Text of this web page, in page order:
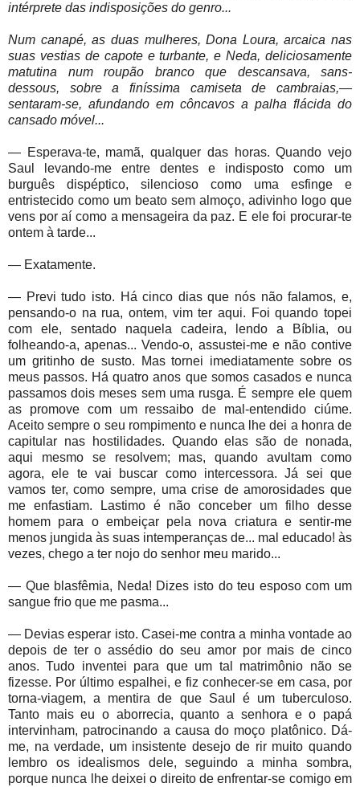
intérprete das indisposições do genro...
Num canapé, as duas mulheres, Dona Loura, arcaica nas
suas vestias de capote e turbante, e Neda, deliciosamente
matutina num roupão branco que descansava, sans-
dessous, sobre a finíssima camiseta de cambraias,—
sentaram-se, afundando em côncavos a palha flácida do
cansado móvel...
— Esperava-te, mamã, qualquer das horas. Quando vejo
Saul levando-me entre dentes e indisposto como um
burguês dispéptico, silencioso como uma esfinge e
entristecido como um beato sem almoço, adivinho logo que
vens por aí como a mensageira da paz. E ele foi procurar-te
ontem à tarde...
— Exatamente.
— Previ tudo isto. Há cinco dias que nós não falamos, e,
pensando-o na rua, ontem, vim ter aqui. Foi quando topei
com ele, sentado naquela cadeira, lendo a Bíblia, ou
folheando-a, apenas... Vendo-o, assustei-me e não contive
um gritinho de susto. Mas tornei imediatamente sobre os
meus passos. Há quatro anos que somos casados e nunca
passamos dois meses sem uma rusga. É sempre ele quem
as promove com um ressaibo de mal-entendido ciúme.
Aceito sempre o seu rompimento e nunca lhe dei a honra de
capitular nas hostilidades. Quando elas são de nonada,
aqui mesmo se resolvem; mas, quando avultam como
agora, ele te vai buscar como intercessora. Já sei que
vamos ter, como sempre, uma crise de amorosidades que
me enfastiam. Lastimo é não conceber um filho desse
homem para o embeiçar pela nova criatura e sentir-me
menos jungida às suas intemperanças de... mal educado! às
vezes, chego a ter nojo do senhor meu marido...
— Que blasfêmia, Neda! Dizes isto do teu esposo com um
sangue frio que me pasma...
— Devias esperar isto. Casei-me contra a minha vontade ao
depois de ter o assédio do seu amor por mais de cinco
anos. Tudo inventei para que um tal matrimônio não se
fizesse. Por último espalhei, e fiz conhecer-se em casa, por
torna-viagem, a mentira de que Saul é um tuberculoso.
Tanto mais eu o aborrecia, quanto a senhora e o papá
intervinham, patrocinando a causa do moço platônico. Dá-
me, na verdade, um insistente desejo de rir muito quando
lembro os idealismos dele, seguindo a minha sombra,
porque nunca lhe deixei o direito de enfrentar-se comigo em